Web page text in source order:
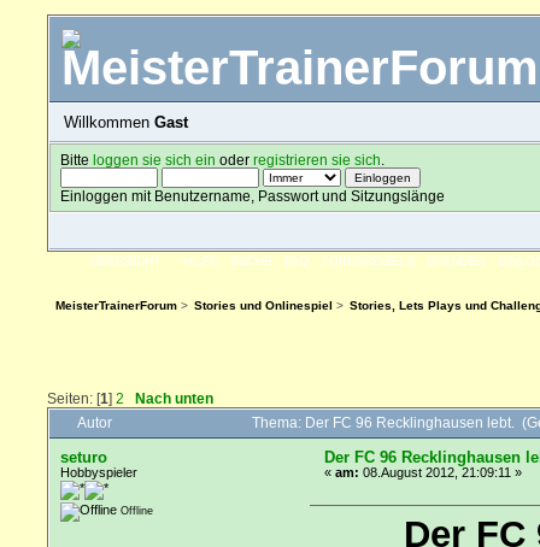
Willkommen Gast
Bitteloggen sie sich ein oderregistrieren sie sich
Einloggen mit Benutzername, Passwort und Sitzungslänge
ÜBERSICHT HILFE SUCHE FAQ FORENREGELN SPENDEN
MeisterTrainerForum> Stories und Onlinespiel > Stories, Lets Plays und
Seiten: [1]2 Nach unten
Autor Thema: Der FC 96 Recklinghausen lebt.
seturo
Hobbyspieler
Offline
Der FC 96 Recklinghausen
«am: 08.August 2012, 21:09:11 »
Der FC